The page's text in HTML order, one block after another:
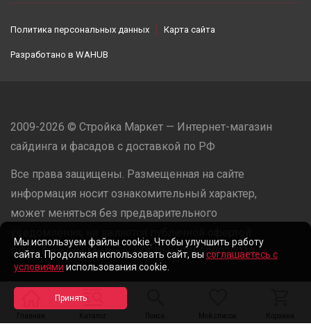
Главная Каталог Поиск Мой список Корзина
Политика персональных данных Карта сайта
Разработано в WAHUB
2009-2026 © Стройка Маркет — Интернет-магазин
сайдинга и фасадов с доставкой по РФ
Все права защищены. Размещенная на сайте
информация носит ознакомительный характер,
может меняться без предварительного
ООО «Стройка Маркет» | ОГРН: 1235000079918
Разработано в
Мы используем файлы cookie. Чтобы улучшить работу
сайта. Продолжая использовать сайт, вы соглашаетесь с
условиями использования cookie.